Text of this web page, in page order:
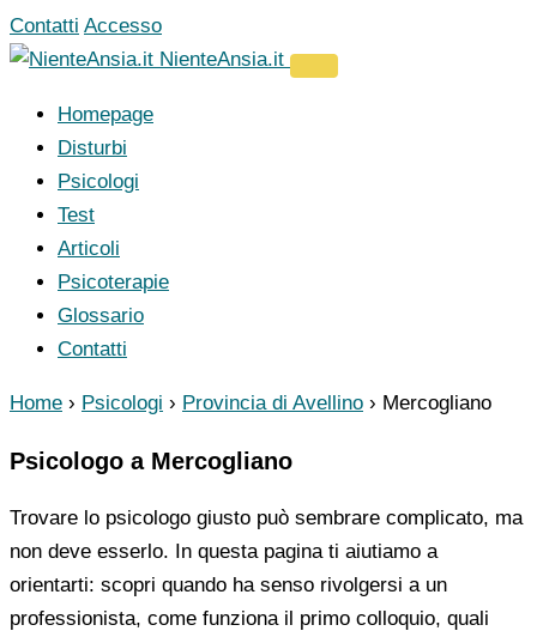
Vai
al
Contatti Accesso
NienteAnsia.it
Homepage
Disturbi
Psicologi
Test
Articoli
Psicoterapie
Glossario
Contatti
Home › Psicologi › Provincia di Avellino › Mercogliano
Psicologo a Mercogliano
Trovare lo psicologo giusto può sembrare complicato, ma
non deve esserlo. In questa pagina ti aiutiamo a
orientarti: scopri quando ha senso rivolgersi a un
professionista, come funziona il primo colloquio, quali